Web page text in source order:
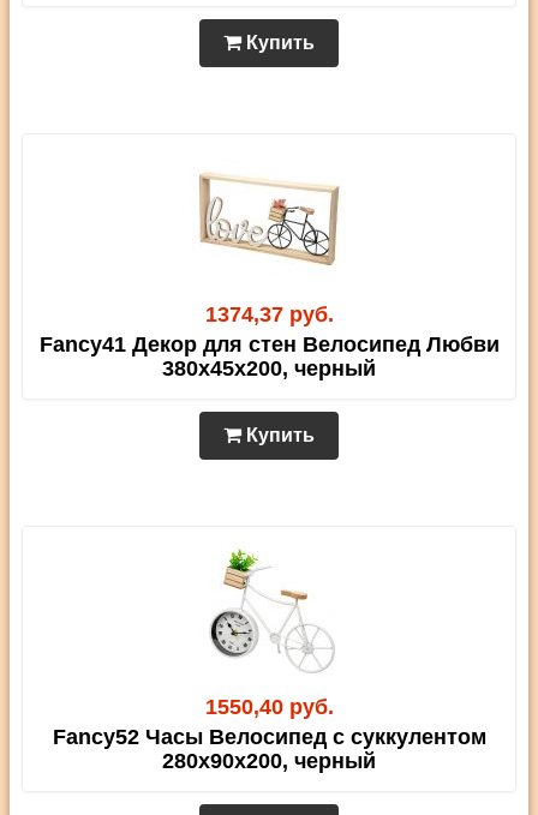
Купить
1374,37 руб.
Fancy41 Декор для стен Велосипед Любви
380х45х200, черный
Купить
1550,40 руб.
Fancy52 Часы Велосипед с суккулентом
280х90х200, черный